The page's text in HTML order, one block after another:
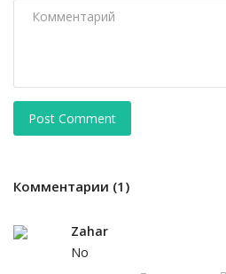
Post Comment
Комментарии (1)
Zahar
No